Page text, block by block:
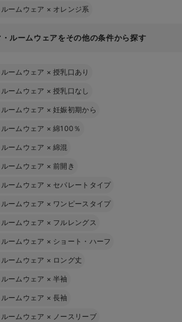
ームウェア × オレンジ系
ルームウェアをその他の条件から探す
ームウェア ×授乳口あり
ームウェア ×授乳口なし
ームウェア ×妊娠初期から
ームウェア ×綿100％
ームウェア ×綿混
ームウェア ×前開き
ームウェア × セパレートタイプ
ームウェア × ワンピースタイプ
ームウェア × フルレングス
ームウェア × ショート・ハーフ
ームウェア × ロング丈
ームウェア ×半袖
ームウェア ×長袖
ームウェア × ノースリーブ